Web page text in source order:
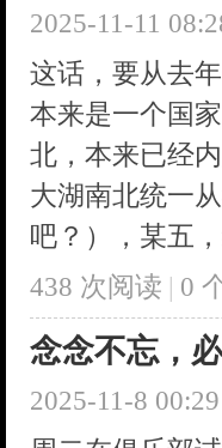
2025-11-11
这话，要从去
本来是一个国
北，本来已经
大湖南北统一
吧？），某五
438 次阅读 | 0
念念不忘，
2025-11-8 00:29